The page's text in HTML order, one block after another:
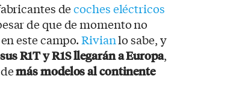
decoches eléctricos
de que de momento no
este campo.Rivianlo sabe, y
sus R1T y R1S llegarán a Europa,
más modelos al continente